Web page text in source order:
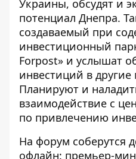
Украины, обсудят и
потенциал Днепра.
создаваемый при
инвестиционный
Forpost» и услышат
инвестиций в
Планируют и
взаимодействие с
по привлечению
На форум соберутся
офлайн: премьер-